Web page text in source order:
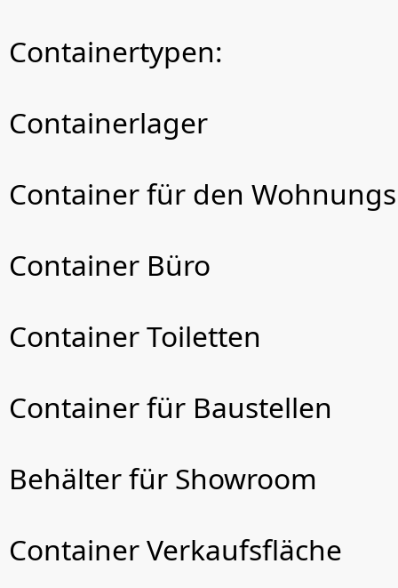
Containertypen:
Containerlager
Container für den
Container Büro
Container Toiletten
Container für Baustellen
Behälter für Showroom
Container Verkaufsfläche